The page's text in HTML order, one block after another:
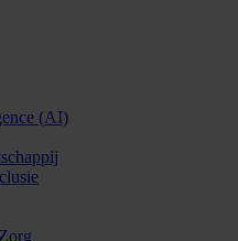
(AI)